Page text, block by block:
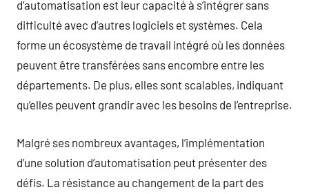
d’automatisation est leur capacité à s’intégrer sans
difficulté avec d’autres logiciels et systèmes. Cela
forme un écosystème de travail intégré où les données
peuvent être transférées sans encombre entre les
départements. De plus, elles sont scalables, indiquant
qu’elles peuvent grandir avec les besoins de l’entreprise.
Malgré ses nombreux avantages, l’implémentation
d’une solution d’automatisation peut présenter des
défis. La résistance au changement de la part des